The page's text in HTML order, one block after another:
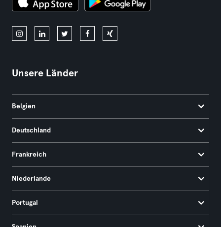
Unsere Länder
Belgien
Deutschland
Frankreich
Niederlande
Portugal